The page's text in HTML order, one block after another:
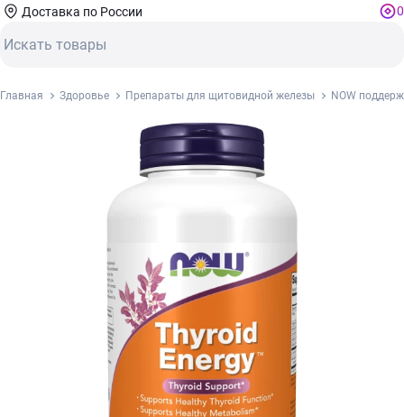
Доставка по России 0
Главная Здоровье Препараты для щитовидной железы NOW